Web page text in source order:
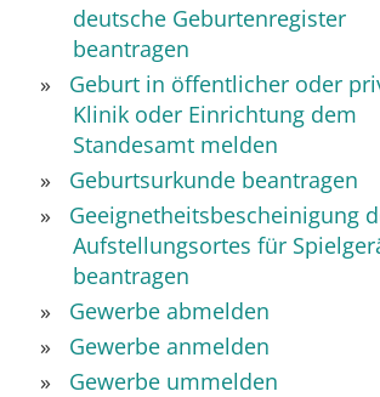
deutsche Geburtenregister
beantragen
Geburt in öffentlicher oder
Klinik oder Einrichtung dem
Standesamt melden
Geburtsurkunde beantragen
Geeignetheitsbescheinigung
Aufstellungsortes für
beantragen
Gewerbe abmelden
Gewerbe anmelden
Gewerbe ummelden